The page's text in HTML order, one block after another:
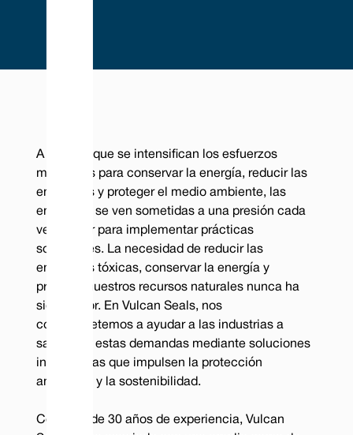
A medida que se intensifican los esfuerzos
mundiales para conservar la energía, reducir las
emisiones y proteger el medio ambiente, las
empresas se ven sometidas a una presión cada
vez mayor para implementar prácticas
sostenibles. La necesidad de reducir las
emisiones tóxicas, conservar la energía y
proteger nuestros recursos naturales nunca ha
sido mayor. En Vulcan Seals, nos
comprometemos a ayudar a las industrias a
satisfacer estas demandas mediante soluciones
innovadoras que impulsen la protección
ambiental y la sostenibilidad.
Con más de 30 años de experiencia, Vulcan